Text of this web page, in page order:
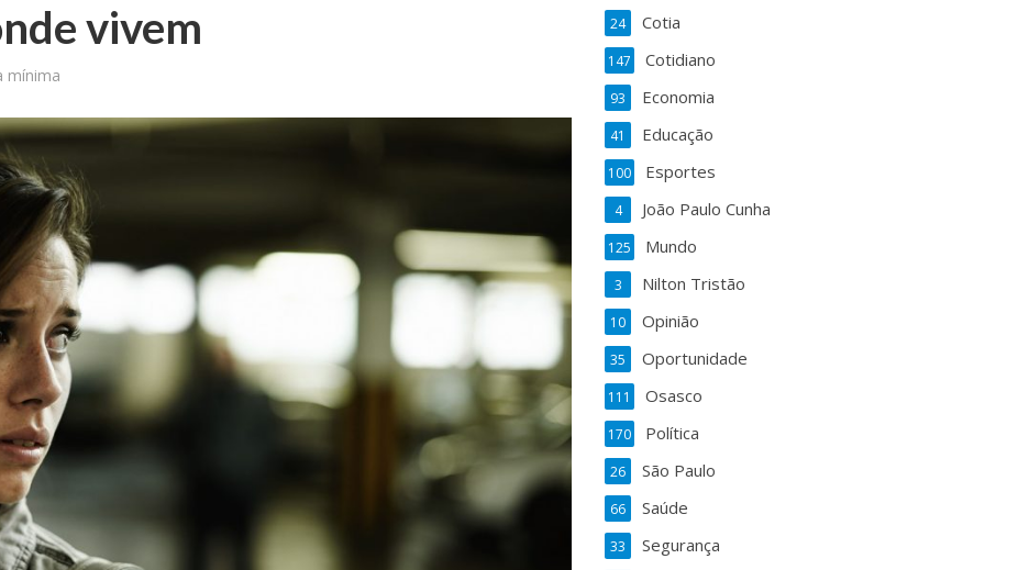
vivem
mínima
Cotia
24
Cotidiano
147
Economia
93
Educação
41
Esportes
100
João Paulo Cunha
4
Mundo
125
Nilton Tristão
3
Opinião
10
Oportunidade
35
Osasco
111
Política
170
São Paulo
26
Saúde
66
Segurança
33